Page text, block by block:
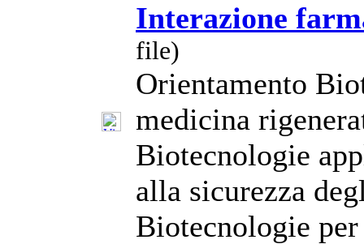
Interazione
file)
Orientamento
medicina
Biotecnologie
alla sicurezza
Biotecnologie